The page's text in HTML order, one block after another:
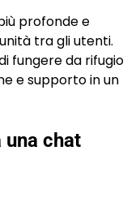
profonde e
tra gli utenti.
fungere da rifugio
e supporto in un
una chat